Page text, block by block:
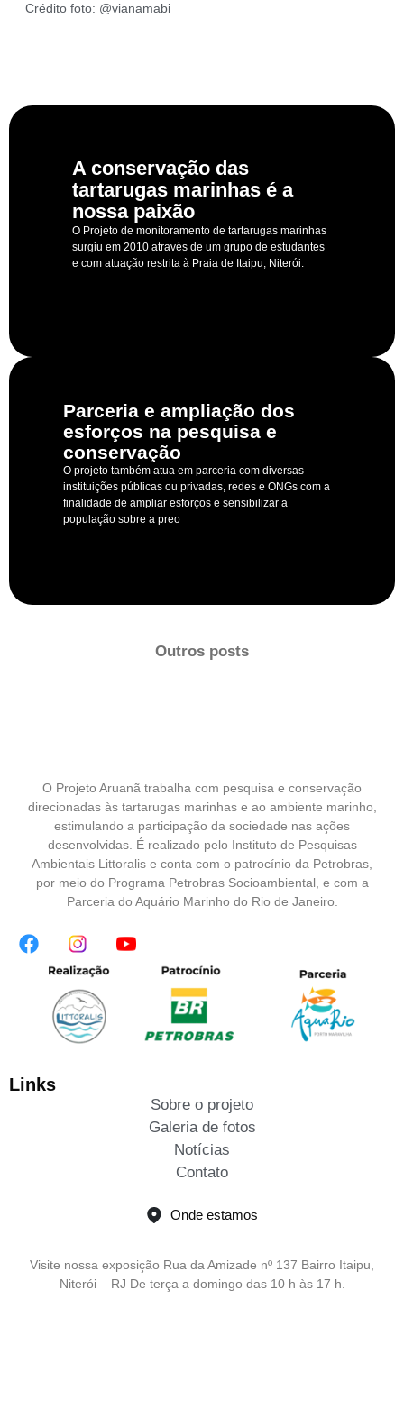
Crédito foto: @vianamabi
A conservação das
tartarugas marinhas é a
nossa paixão
O Projeto de monitoramento de tartarugas marinhas
surgiu em 2010 através de um grupo de estudantes
e com atuação restrita à Praia de Itaipu, Niterói.
Parceria e ampliação dos
esforços na pesquisa e
conservação
O projeto também atua em parceria com diversas
instituições públicas ou privadas, redes e ONGs com a
finalidade de ampliar esforços e sensibilizar a
população sobre a preo
Outros posts
O Projeto Aruanã trabalha com pesquisa e conservação
direcionadas às tartarugas marinhas e ao ambiente marinho,
estimulando a participação da sociedade nas ações
desenvolvidas. É realizado pelo Instituto de Pesquisas
Ambientais Littoralis e conta com o patrocínio da Petrobras,
por meio do Programa Petrobras Socioambiental, e com a
Parceria do Aquário Marinho do Rio de Janeiro.
Links
Sobre o projeto
Galeria de fotos
Notícias
Contato
Onde estamos
Visite nossa exposição Rua da Amizade nº 137 Bairro Itaipu,
Niterói – RJ De terça a domingo das 10 h às 17 h.